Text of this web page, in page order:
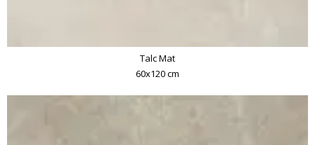
Talc Mat
60x120 cm